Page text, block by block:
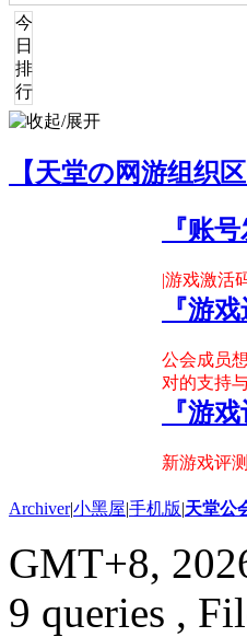
今
日
排
行
【天堂の网游组织区
『账
|游戏激活
『游
公会成员
对的支持
『游
新游戏评
Archiver|小黑屋|手机版|天堂公
GMT+8,
9 queries ,